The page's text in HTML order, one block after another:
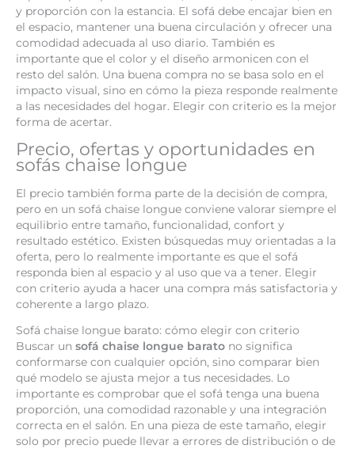
y proporción con la estancia. El sofá debe encajar bien en
el espacio, mantener una buena circulación y ofrecer una
comodidad adecuada al uso diario. También es
importante que el color y el diseño armonicen con el
resto del salón. Una buena compra no se basa solo en el
impacto visual, sino en cómo la pieza responde realmente
a las necesidades del hogar. Elegir con criterio es la mejor
forma de acertar.
Precio, ofertas y oportunidades en
sofás chaise longue
El precio también forma parte de la decisión de compra,
pero en un sofá chaise longue conviene valorar siempre el
equilibrio entre tamaño, funcionalidad, confort y
resultado estético. Existen búsquedas muy orientadas a la
oferta, pero lo realmente importante es que el sofá
responda bien al espacio y al uso que va a tener. Elegir
con criterio ayuda a hacer una compra más satisfactoria y
coherente a largo plazo.
Sofá chaise longue barato: cómo elegir con criterio
Buscar un sofá chaise longue barato no significa
conformarse con cualquier opción, sino comparar bien
qué modelo se ajusta mejor a tus necesidades. Lo
importante es comprobar que el sofá tenga una buena
proporción, una comodidad razonable y una integración
correcta en el salón. En una pieza de este tamaño, elegir
solo por precio puede llevar a errores de distribución o de